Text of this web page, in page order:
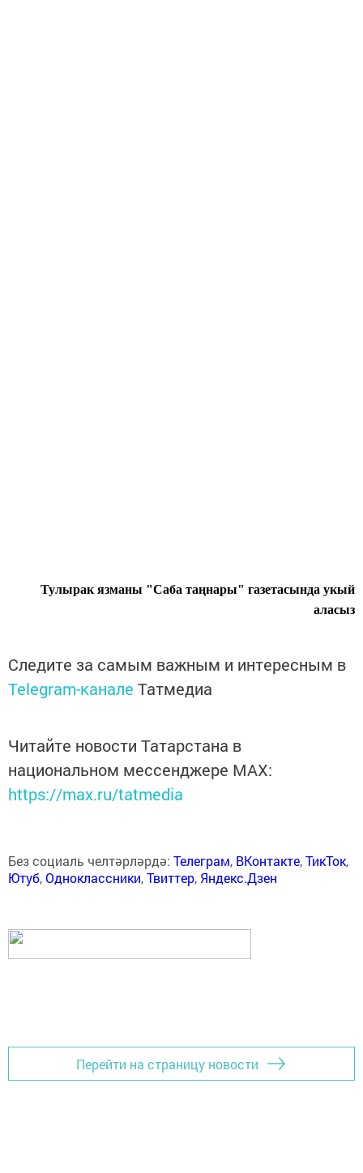
Тулырак язманы "Саба таңнары" газетасында укый
аласыз
Следите за самым важным и интересным в
Telegram-канале Татмедиа
Читайте новости Татарстана в
национальном мессенджере MАХ:
https://max.ru/tatmedia
Без социаль челтәрләрдә: Телеграм, ВКонтакте,ТикТок,
Ютуб,Одноклассники,Твиттер, Яндекс.Дзен
Перейти на страницу новости